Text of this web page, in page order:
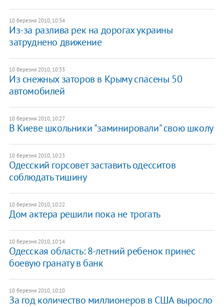
10 березня 2010, 10:34
Из-за разлива рек на дорогах украины
затруднено движение
10 березня 2010, 10:33
Из снежных заторов в Крыму спасены 50
автомобилей
10 березня 2010, 10:27
В Киеве школьники "заминировали" свою школу
10 березня 2010, 10:23
Одесский горсовет заставить одесситов
соблюдать тишину
10 березня 2010, 10:22
Дом актера решили пока не трогать
10 березня 2010, 10:14
Одесская область: 8-летний ребенок принес
боевую гранату в банк
10 березня 2010, 10:10
За год количество миллионеров в США выросло